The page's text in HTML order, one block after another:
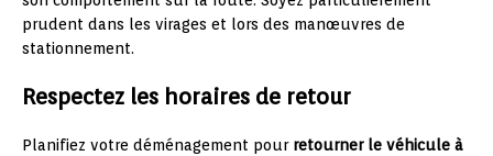
prudent dans les virages et lors des manœuvres de
stationnement.
Respectez les horaires de retour
Planifiez votre déménagement pour retourner le véhicule à